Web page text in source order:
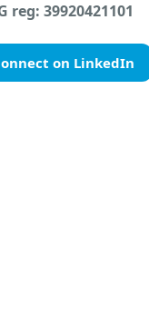
reg: 39920421101
on LinkedIn